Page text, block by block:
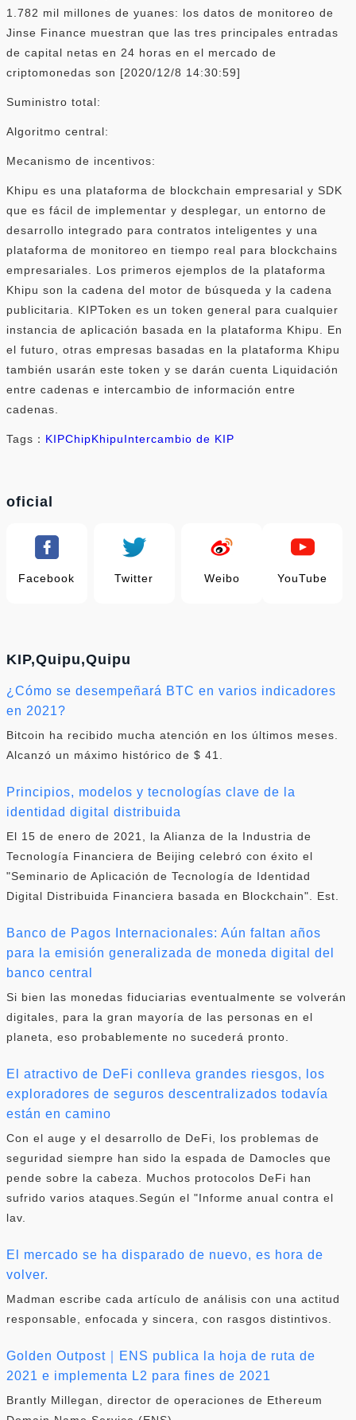
1.782 mil millones de yuanes: los datos de monitoreo de
Jinse Finance muestran que las tres principales entradas
de capital netas en 24 horas en el mercado de
criptomonedas son [2020/12/8 14:30:59]
Suministro total:
Algoritmo central:
Mecanismo de incentivos:
Khipu es una plataforma de blockchain empresarial y SDK
que es fácil de implementar y desplegar, un entorno de
desarrollo integrado para contratos inteligentes y una
plataforma de monitoreo en tiempo real para blockchains
empresariales. Los primeros ejemplos de la plataforma
Khipu son la cadena del motor de búsqueda y la cadena
publicitaria. KIPToken es un token general para cualquier
instancia de aplicación basada en la plataforma Khipu. En
el futuro, otras empresas basadas en la plataforma Khipu
también usarán este token y se darán cuenta Liquidación
entre cadenas e intercambio de información entre
cadenas.
Tags： KIPChipKhipuIntercambio de KIP
oficial
Facebook Twitter Weibo YouTube
KIP,Quipu,Quipu
¿Cómo se desempeñará BTC en varios indicadores
en 2021?
Bitcoin ha recibido mucha atención en los últimos meses.
Alcanzó un máximo histórico de $ 41.
Principios, modelos y tecnologías clave de la
identidad digital distribuida
El 15 de enero de 2021, la Alianza de la Industria de
Tecnología Financiera de Beijing celebró con éxito el
"Seminario de Aplicación de Tecnología de Identidad
Digital Distribuida Financiera basada en Blockchain". Est.
Banco de Pagos Internacionales: Aún faltan años
para la emisión generalizada de moneda digital del
banco central
Si bien las monedas fiduciarias eventualmente se volverán
digitales, para la gran mayoría de las personas en el
planeta, eso probablemente no sucederá pronto.
El atractivo de DeFi conlleva grandes riesgos, los
exploradores de seguros descentralizados todavía
están en camino
Con el auge y el desarrollo de DeFi, los problemas de
seguridad siempre han sido la espada de Damocles que
pende sobre la cabeza. Muchos protocolos DeFi han
sufrido varios ataques.Según el "Informe anual contra el
lav.
El mercado se ha disparado de nuevo, es hora de
volver.
Madman escribe cada artículo de análisis con una actitud
responsable, enfocada y sincera, con rasgos distintivos.
Golden Outpost｜ENS publica la hoja de ruta de
2021 e implementa L2 para fines de 2021
Brantly Millegan, director de operaciones de Ethereum